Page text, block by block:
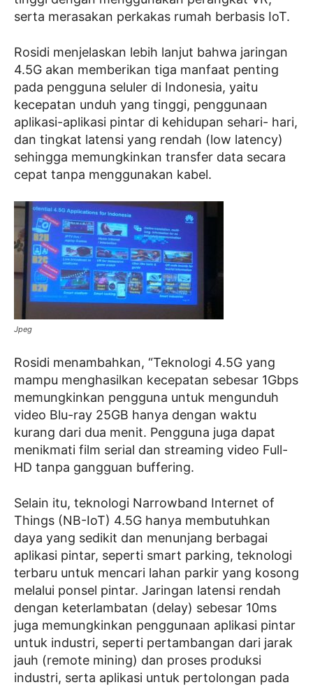
serta merasakan perkakas rumah berbasis IoT.
Rosidi menjelaskan lebih lanjut bahwa jaringan
4.5G akan memberikan tiga manfaat penting
pada pengguna seluler di Indonesia, yaitu
kecepatan unduh yang tinggi, penggunaan
aplikasi-aplikasi pintar di kehidupan sehari- hari,
dan tingkat latensi yang rendah (low latency)
sehingga memungkinkan transfer data secara
cepat tanpa menggunakan kabel.
Jpeg
Rosidi menambahkan, “Teknologi 4.5G yang
mampu menghasilkan kecepatan sebesar 1Gbps
memungkinkan pengguna untuk mengunduh
video Blu-ray 25GB hanya dengan waktu
kurang dari dua menit. Pengguna juga dapat
menikmati film serial dan streaming video Full-
HD tanpa gangguan buffering.
Selain itu, teknologi Narrowband Internet of
Things (NB-IoT) 4.5G hanya membutuhkan
daya yang sedikit dan menunjang berbagai
aplikasi pintar, seperti smart parking, teknologi
terbaru untuk mencari lahan parkir yang kosong
melalui ponsel pintar. Jaringan latensi rendah
dengan keterlambatan (delay) sebesar 10ms
juga memungkinkan penggunaan aplikasi pintar
untuk industri, seperti pertambangan dari jarak
jauh (remote mining) dan proses produksi
industri, serta aplikasi untuk pertolongan pada